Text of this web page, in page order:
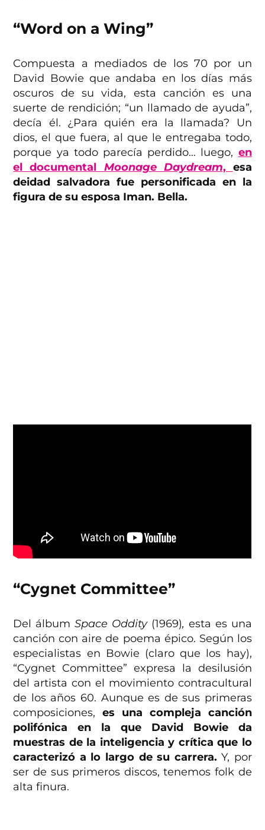
“Word on a Wing”
Compuesta a mediados de los 70 por un
David Bowie que andaba en los días más
oscuros de su vida, esta canción es una
suerte de rendición; “un llamado de ayuda”,
decía él. ¿Para quién era la llamada? Un
dios, el que fuera, al que le entregaba todo,
porque ya todo parecía perdido… luego, en
el documental Moonage Daydream, esa
deidad salvadora fue personificada en la
figura de su esposa Iman. Bella.
“Cygnet Committee”
Del álbumSpace Oddity (1969), esta es una
canción con aire de poema épico. Según los
especialistas en Bowie (claro que los hay),
“Cygnet Committee” expresa la desilusión
del artista con el movimiento contracultural
de los años 60. Aunque es de sus primeras
composiciones,es una compleja canción
polifónica en la que David Bowie da
muestras de la inteligencia y crítica que lo
caracterizó a lo largo de su carrera.Y, por
ser de sus primeros discos, tenemos folk de
alta finura.